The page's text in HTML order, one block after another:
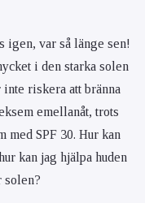
igen, var så länge sen!
i den starka solen
riskera att bränna
emellanåt, trots
med SPF 30. Hur kan
kan jag hjälpa huden
solen?